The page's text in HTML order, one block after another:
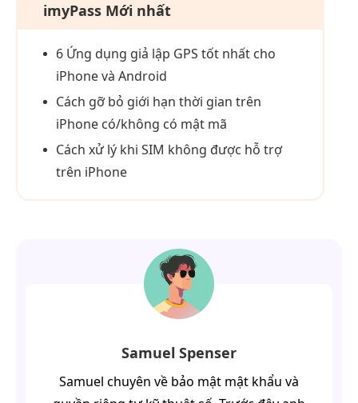
imyPass Mới nhất
6 Ứng dụng giả lập GPS tốt nhất cho
iPhone và Android
Cách gỡ bỏ giới hạn thời gian trên
iPhone có/không có mật mã
Cách xử lý khi SIM không được hỗ trợ
trên iPhone
Samuel Spenser
Samuel chuyên về bảo mật mật khẩu và